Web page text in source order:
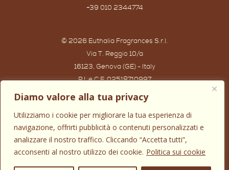
Diamo valore alla tua privacy
Utilizziamo i cookie per migliorare la tua esperienza di
navigazione, offrirti pubblicità o contenuti personalizzati e
analizzare il nostro traffico. Cliccando “Accetta tutti”,
acconsenti al nostro utilizzo dei cookie. Politica sui cookie
+39 010 2344774
© 2026 Euthalia Fragrances S.r.l.
Via T. Reggio 10/a
16123, Genova (GE) - Italy
P.I. e C.F. 02518710997
Powered by IWG WEB AGENCY